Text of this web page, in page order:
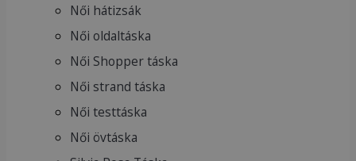
Női hátizsák
Női oldaltáska
Női Shopper táska
Női strand táska
Női testtáska
Női övtáska